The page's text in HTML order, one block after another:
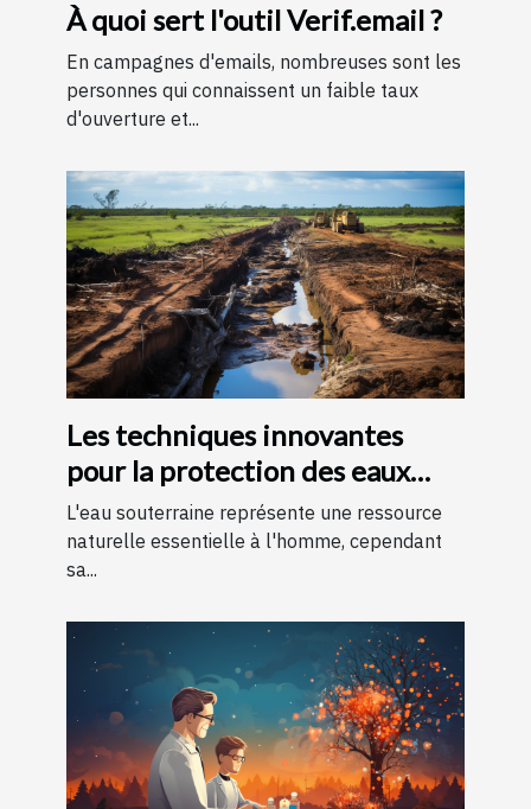
À quoi sert l'outil Verif.email ?
En campagnes d'emails, nombreuses sont les
personnes qui connaissent un faible taux
d'ouverture et...
Les techniques innovantes
pour la protection des eaux
souterraines
L'eau souterraine représente une ressource
naturelle essentielle à l'homme, cependant
sa...